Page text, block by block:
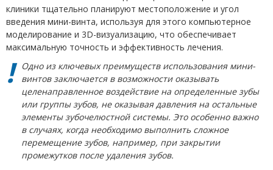
клиники тщательно планируют местоположение и угол
введения мини-винта, используя для этого компьютерное
моделирование и 3D-визуализацию, что обеспечивает
максимальную точность и эффективность лечения.
Одно из ключевых преимуществ использования мини-
винтов заключается в возможности оказывать
целенаправленное воздействие на определенные зубы
или группы зубов, не оказывая давления на остальные
элементы зубочелюстной системы. Это особенно важно
в случаях, когда необходимо выполнить сложное
перемещение зубов, например, при закрытии
промежутков после удаления зубов.